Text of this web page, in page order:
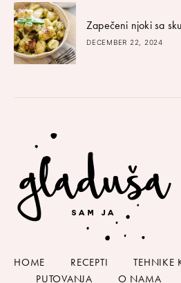
Zapečeni njoki sa
DECEMBER 22, 2024
HOME RECEPTI
TEHNIKE
PUTOVANJA
O NAMA